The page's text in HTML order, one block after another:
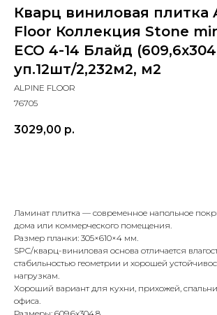
Кварц виниловая плитка
Floor Коллекция Stone
ECO 4-14 Блайд
уп.12шт/2,232м2, м2
ALPINE FLOOR
76705
3029,00 р.
Ламинат плитка — современное напольное
дома или коммерческого помещения.
Размер планки: 305×610×4 мм.
SPC/кварц-виниловая основа отличается
стабильностью геометрии и хорошей
нагрузкам.
Хороший вариант для кухни, прихожей,
офиса.